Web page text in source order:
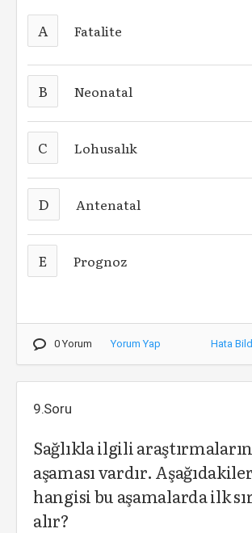
A Fatalite
B Neonatal
C Lohusalık
D Antenatal
E Prognoz
0 Yorum Yorum Yap Hata
9.Soru
Sağlıkla ilgili araştırmaların
aşaması vardır.
hangisi bu aşamalarda ilk
alır?